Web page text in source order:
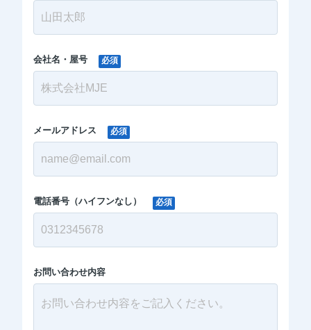
会社名・屋号 必須
メールアドレス 必須
電話番号（ハイフンなし） 必須
お問い合わせ内容